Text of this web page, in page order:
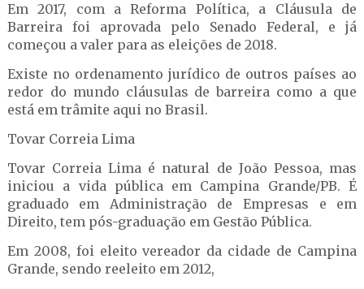
Em 2017, com a Reforma Política, a Cláusula de
Barreira foi aprovada pelo Senado Federal, e já
começou a valer para as eleições de 2018.
Existe no ordenamento jurídico de outros países ao
redor do mundo cláusulas de barreira como a que
está em trâmite aqui no Brasil.
Tovar Correia Lima
Tovar Correia Lima é natural de João Pessoa, mas
iniciou a vida pública em Campina Grande/PB. É
graduado em Administração de Empresas e em
Direito, tem pós-graduação em Gestão Pública.
Em 2008, foi eleito vereador da cidade de Campina
Grande, sendo reeleito em 2012,